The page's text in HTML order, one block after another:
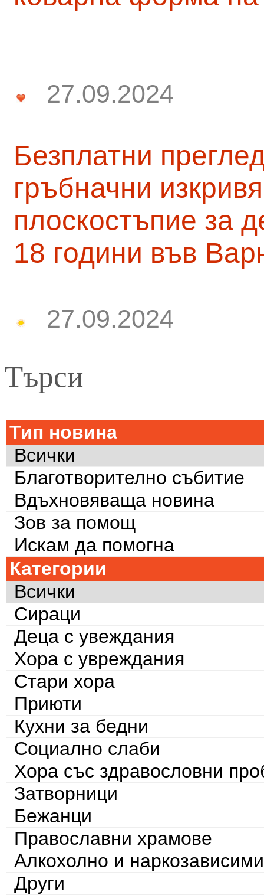
27.09.2024
Безплатни
гръбначни
плоскостъпие за
18 години във
27.09.2024
Търси
Тип новина
Всички
Благотворително събитие
Вдъхновяваща новина
Зов за помощ
Искам да помогна
Категории
Всички
Сираци
Деца с увеждания
Хора с увреждания
Стари хора
Приюти
Кухни за бедни
Социално слаби
Хора със здравословни
Затворници
Бежанци
Православни храмове
Алкохолно и наркозависими
Други